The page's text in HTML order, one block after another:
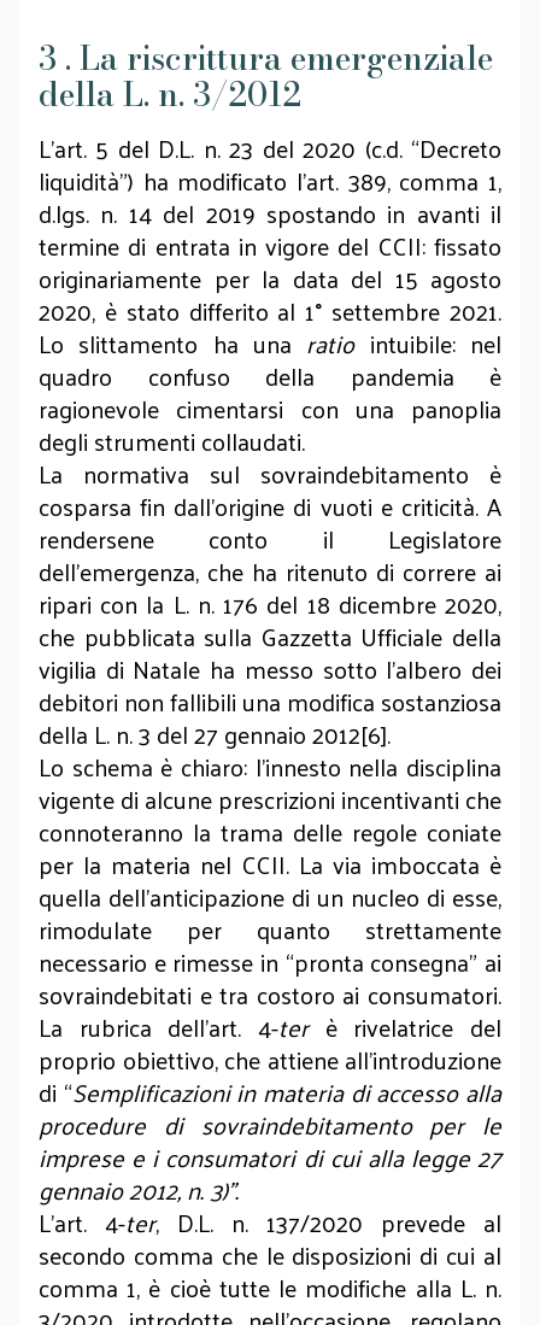
3 . La riscrittura emergenziale
della L. n. 3/2012
L’art. 5 del D.L. n. 23 del 2020 (c.d. “Decreto
liquidità”) ha modificato l’art. 389, comma 1,
d.lgs. n. 14 del 2019 spostando in avanti il
termine di entrata in vigore del CCII: fissato
originariamente per la data del 15 agosto
2020, è stato differito al 1° settembre 2021.
Lo slittamento ha una ratiointuibile: nel
quadro confuso della pandemia è
ragionevole cimentarsi con una panoplia
degli strumenti collaudati.
La normativa sul sovraindebitamento è
cosparsa fin dall’origine di vuoti e criticità. A
rendersene conto il Legislatore
dell’emergenza, che ha ritenuto di correre ai
ripari con la L. n. 176 del 18 dicembre 2020,
che pubblicata sulla Gazzetta Ufficiale della
vigilia di Natale ha messo sotto l’albero dei
debitori non fallibili una modifica sostanziosa
della L. n. 3 del 27 gennaio 2012[6].
Lo schema è chiaro: l’innesto nella disciplina
vigente di alcune prescrizioni incentivanti che
connoteranno la trama delle regole coniate
per la materia nel CCII. La via imboccata è
quella dell’anticipazione di un nucleo di esse,
rimodulate per quanto strettamente
necessario e rimesse in “pronta consegna” ai
sovraindebitati e tra costoro ai consumatori.
La rubrica dell’art. 4-ter è rivelatrice del
proprio obiettivo, che attiene all’introduzione
di “Semplificazioni in materia di accesso alla
procedure di sovraindebitamento per le
imprese e i consumatori di cui alla legge 27
gennaio 2012, n. 3)”.
L'art. 4-ter, D.L. n. 137/2020 prevede al
secondo comma che le disposizioni di cui al
comma 1, è cioè tutte le modifiche alla L. n.